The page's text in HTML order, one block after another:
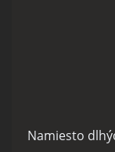
Namiesto